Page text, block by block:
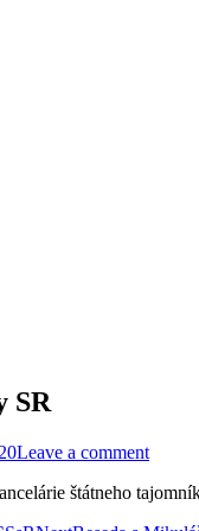
SR
Leave a comment
štátneho